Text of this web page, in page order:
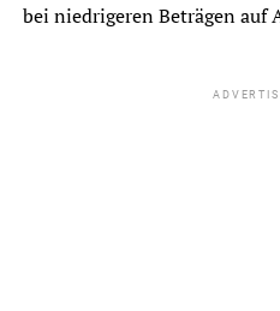
bei niedrigeren Beträgen auf